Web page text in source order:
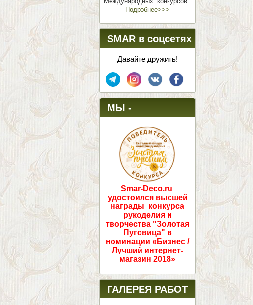
Подробнее>>>
SMAR в соцсетях
Давайте дружить!
МЫ -
ПОБЕДИТЕЛИ!
Smar-Deco.ru
удостоился высшей
награды конкурса
рукоделия и
творчества "Золотая
Пуговица" в
номинации «Бизнес /
Лучший интернет-
магазин 2018»
ГАЛЕРЕЯ РАБОТ